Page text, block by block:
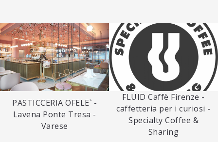
PASTICCERIA OFELE` -
Lavena Ponte Tresa -
Varese
FLUID Caffè Firenze -
caffetteria per i curiosi -
Specialty Coffee &
Sharing